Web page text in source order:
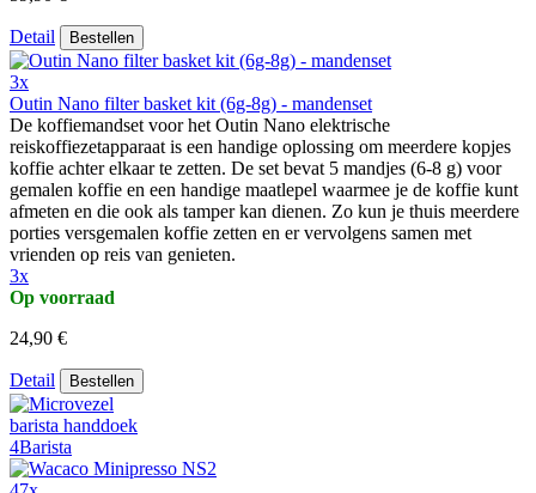
Detail Bestellen
3x
Outin Nano filter basket kit (6g-8g) - mandenset
De koffiemandset voor het Outin Nano elektrische
reiskoffiezetapparaat is een handige oplossing om meerdere kopjes
koffie achter elkaar te zetten. De set bevat 5 mandjes (6-8 g) voor
gemalen koffie en een handige maatlepel waarmee je de koffie kunt
afmeten en die ook als tamper kan dienen. Zo kun je thuis meerdere
porties versgemalen koffie zetten en er vervolgens samen met
vrienden op reis van genieten.
3x
Op voorraad
24,90 €
Detail Bestellen